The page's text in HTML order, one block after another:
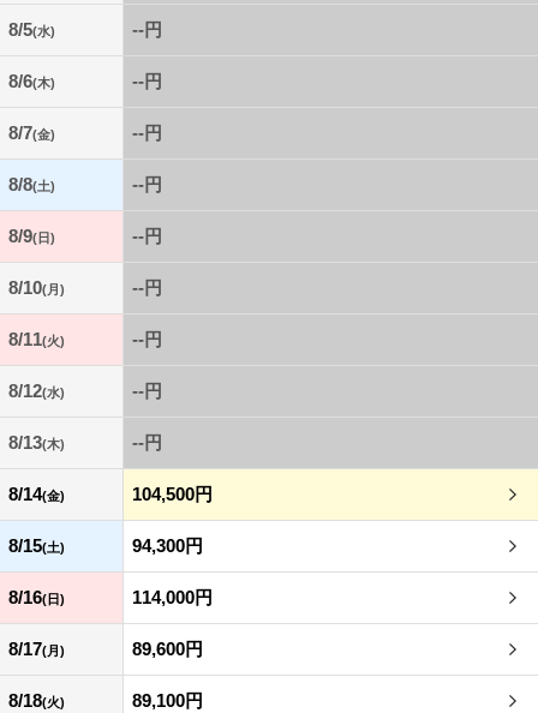
8/5(水) --円
8/6(木) --円
8/7(金) --円
8/8(土) --円
8/9(日) --円
8/10(月) --円
8/11(火) --円
8/12(水) --円
8/13(木) --円
8/14(金) 104,500円
8/15(土) 94,300円
8/16(日) 114,000円
8/17(月) 89,600円
8/18(火) 89,100円